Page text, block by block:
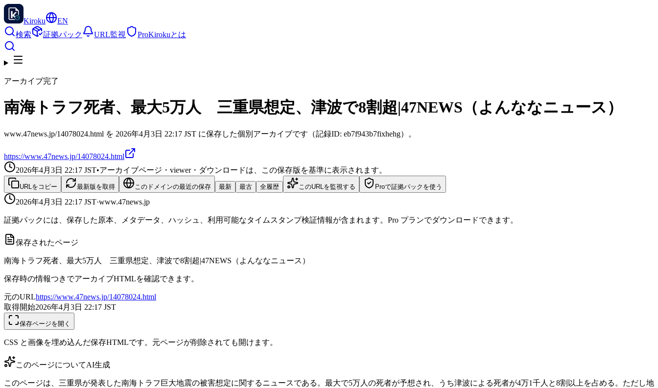
Kiroku
EN
検索
証拠パック URL監視 ProKirokuとは
アーカイブ完了
南海トラフ死者、最大5万人 三重県想定、津波で8割超|47NEWS（よんななニュース）
www.47news.jp/14078024.html を 2026年4月3日 22:17 JST に保存した個別アーカイブです（記録ID: eb7f943b7fixhehg）。
https://www.47news.jp/14078024.html
2026年4月3日 22:17 JST•アーカイブページ・viewer・ダウンロードは、この保存版を基準に表示されます。
URLをコピー 最新版を取得 このドメインの最近の保存 最新 最古 全履歴 このURLを監視する Proで証拠パックを使う
2026年4月3日 22:17 JST·www.47news.jp
証拠パックには、保存した原本、メタデータ、ハッシュ、利用可能なタイムスタンプ検証情報が含まれます。Pro プランでダウンロードできます。
保存されたページ
南海トラフ死者、最大5万人 三重県想定、津波で8割超|47NEWS（よんななニュース）
保存時の情報つきでアーカイブHTMLを確認できます。
元のURLhttps://www.47news.jp/14078024.html
取得開始2026年4月3日 22:17 JST
保存ページを開く
CSS と画像を埋め込んだ保存HTMLです。元ページが削除されても開けます。
このページについてAI生成
このページは、三重県が発表した南海トラフ巨大地震の被害想定に関するニュースである。最大で5万人の死者が予想され、うち津波による死者が4万1千人と8割以上を占める。ただし地